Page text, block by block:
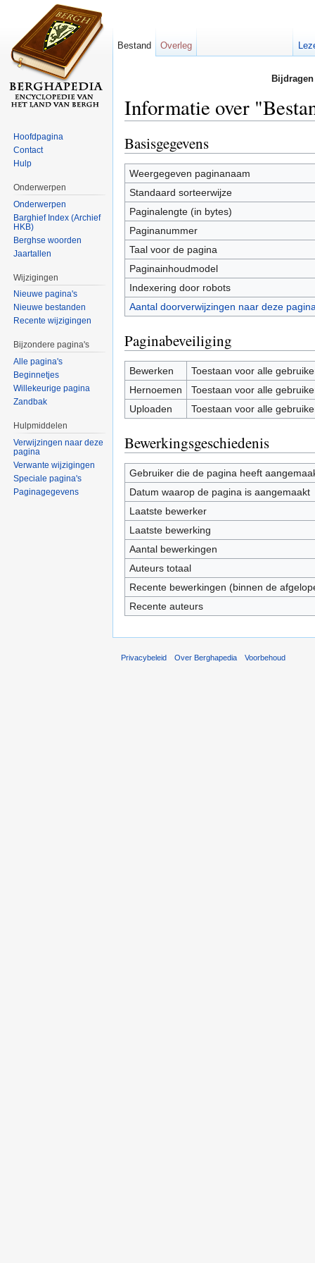
Informatie over
Basisgegevens
Weergegeven paginanaam
Standaard sorteerwijze
Paginalengte (in bytes)
Paginanummer
Taal voor de pagina
Paginainhoudmodel
Indexering door robots
Aantal doorverwijzingen naar deze
Paginabeveiliging
Bewerken
Toestaan voor alle
Hernoemen
Toestaan voor alle
Uploaden
Toestaan voor alle
Bewerkingsgeschiedenis
Gebruiker die de pagina heeft
Datum waarop de pagina is aangemaakt
Laatste bewerker
Laatste bewerking
Aantal bewerkingen
Auteurs totaal
Recente bewerkingen (binnen de
Recente auteurs
Bestand Overleg
Hoofdpagina
Contact
Hulp
Onderwerpen
Onderwerpen
Barghief Index (Archief
HKB)
Berghse woorden
Jaartallen
Wijzigingen
Nieuwe pagina's
Nieuwe bestanden
Recente wijzigingen
Bijzondere pagina's
Alle pagina's
Beginnetjes
Willekeurige pagina
Zandbak
Hulpmiddelen
Verwijzingen naar deze
pagina
Verwante wijzigingen
Speciale pagina's
Paginagegevens
Privacybeleid Over Berghapedia Voorbehoud